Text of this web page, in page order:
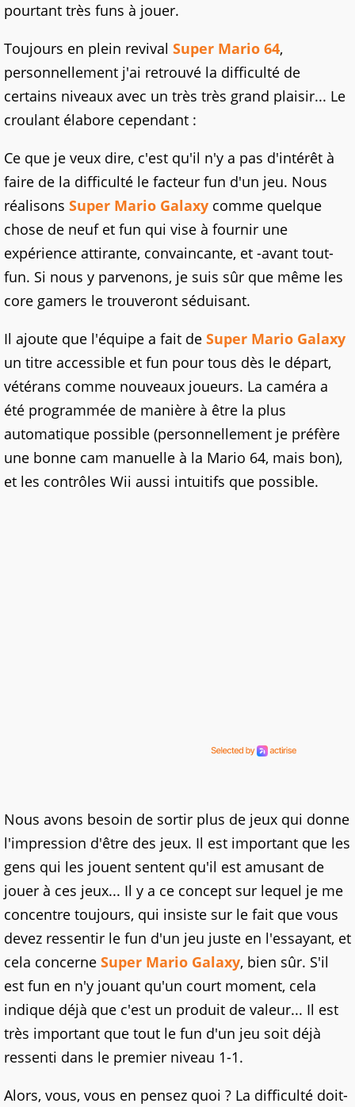
pourtant très funs à jouer.
Toujours en plein revival Super Mario 64,
personnellement j'ai retrouvé la difficulté de
certains niveaux avec un très très grand plaisir... Le
croulant élabore cependant :
Ce que je veux dire, c'est qu'il n'y a pas d'intérêt à
faire de la difficulté le facteur fun d'un jeu. Nous
réalisons Super Mario Galaxy comme quelque
chose de neuf et fun qui vise à fournir une
expérience attirante, convaincante, et -avant tout-
fun. Si nous y parvenons, je suis sûr que même les
core gamers le trouveront séduisant.
Il ajoute que l'équipe a fait de Super Mario Galaxy
un titre accessible et fun pour tous dès le départ,
vétérans comme nouveaux joueurs. La caméra a
été programmée de manière à être la plus
automatique possible (personnellement je préfère
une bonne cam manuelle à la Mario 64, mais bon),
et les contrôles Wii aussi intuitifs que possible.
Nous avons besoin de sortir plus de jeux qui donne
l'impression d'être des jeux. Il est important que les
gens qui les jouent sentent qu'il est amusant de
jouer à ces jeux... Il y a ce concept sur lequel je me
concentre toujours, qui insiste sur le fait que vous
devez ressentir le fun d'un jeu juste en l'essayant, et
cela concerne Super Mario Galaxy, bien sûr. S'il
est fun en n'y jouant qu'un court moment, cela
indique déjà que c'est un produit de valeur... Il est
très important que tout le fun d'un jeu soit déjà
ressenti dans le premier niveau 1-1.
Alors, vous, vous en pensez quoi ? La difficulté doit-